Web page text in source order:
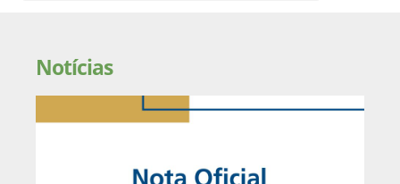
Notícias